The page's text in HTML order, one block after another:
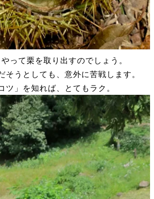
って栗を取り出すのでしょう。
そうとしても、意外に苦戦します。
ツ」を知れば、とてもラク。